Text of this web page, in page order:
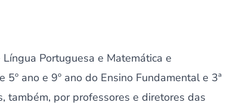
Portuguesa e Matemática e
ano e 9º ano do Ensino Fundamental e 3ª
também, por professores e diretores das